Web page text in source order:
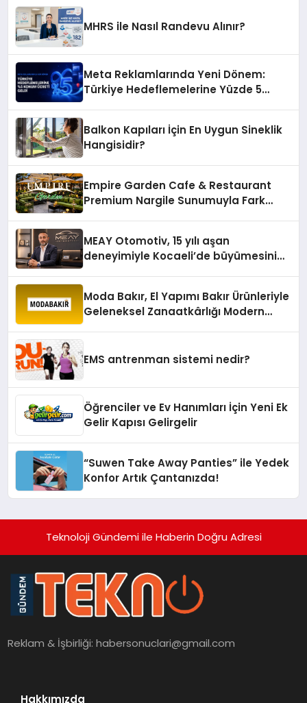
MHRS ile Nasıl Randevu Alınır?
Meta Reklamlarında Yeni Dönem:
Türkiye Hedeflemelerine Yüzde 5
Balkon Kapıları İçin En Uygun Sineklik
Hangisidir?
Empire Garden Cafe & Restaurant
Premium Nargile Sunumuyla Fark
MEAY Otomotiv, 15 yılı aşan
deneyimiyle Kocaeli’de büyümesini
Moda Bakır, El Yapımı Bakır Ürünleriyle
Geleneksel Zanaatkârlığı Modern
EMS antrenman sistemi nedir?
Öğrenciler ve Ev Hanımları İçin Yeni Ek
Gelir Kapısı Gelirgelir
“Suwen Take Away Panties” ile Yedek
Konfor Artık Çantanızda!
Teknoloji Gündemi ile Haberin Doğru Adresi
Reklam & İşbirliği:habersonuclari@gmail.com
Hakkımızda